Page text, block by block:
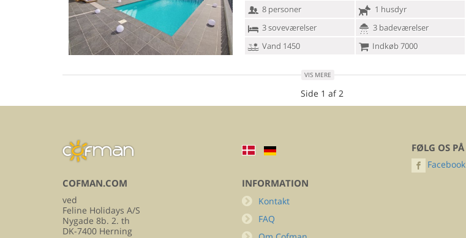
8 personer
1 husdyr
3 soveværelser
3 badeværelser
Vand 1450
Indkøb 7000
VIS MERE
Side 1 af 2
COFMAN.COM
ved
Feline Holidays A/S
Nygade 8b. 2. th
DK-7400 Herning
INFORMATION
Kontakt
FAQ
FØLG OS PÅ
Facebook